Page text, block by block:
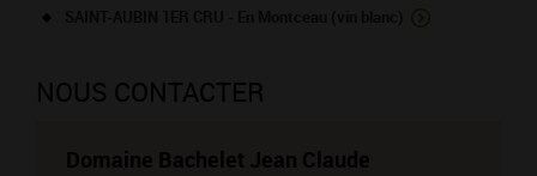
NOUS CONTACTER
Domaine Bachelet Jean Claude